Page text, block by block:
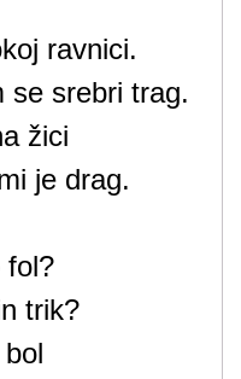
ravnici.
se srebri trag.
žici
je drag.
fol?
trik?